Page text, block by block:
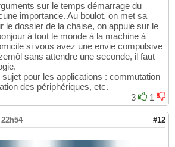
sur le temps démarrage du
importance. Au boulot, on met sa
le dossier de la chaise, on appuie sur le
à tout le monde à la machine à
si vous avez une envie compulsive
sans attendre une seconde, il faut
sujet pour les applications : commutation
des périphériques, etc.
3
1
22h54 #12